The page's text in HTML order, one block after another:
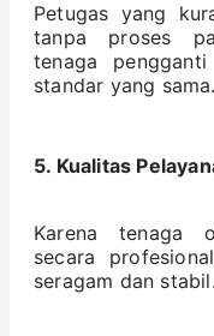
Petugas yang
tanpa proses
tenaga
standar yang sama.
5. Kualitas
Karena tenaga
secara
seragam dan stabil.